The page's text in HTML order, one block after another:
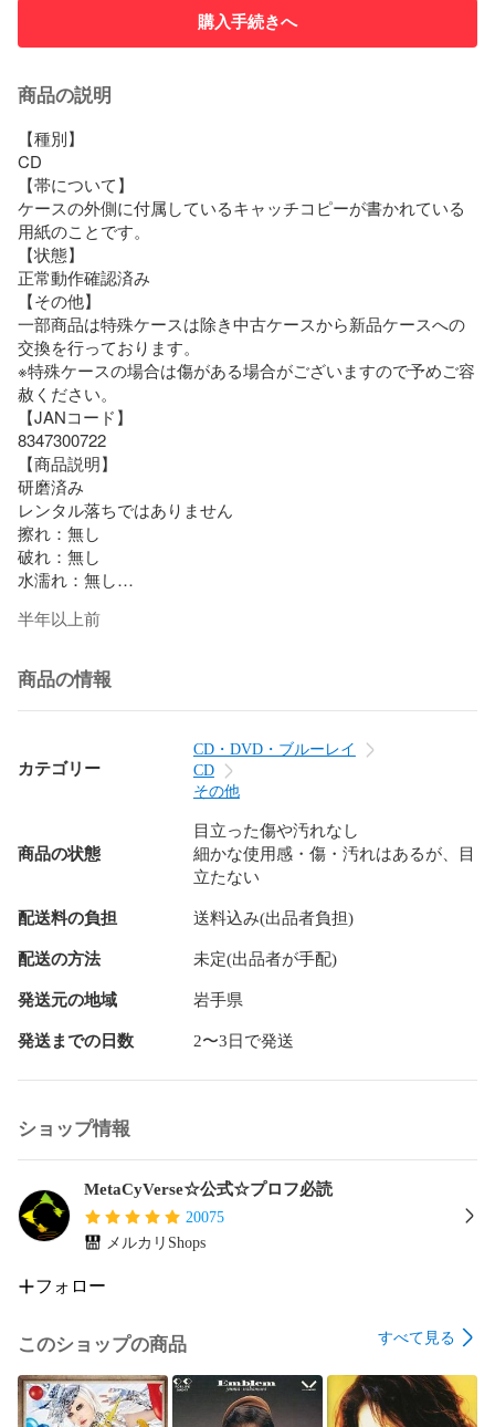
購入手続きへ
商品の説明
【種別】
CD
【帯について】
ケースの外側に付属しているキャッチコピーが書かれている
用紙のことです。
【状態】
正常動作確認済み
【その他】
一部商品は特殊ケースは除き中古ケースから新品ケースへの
交換を行っております。
※特殊ケースの場合は傷がある場合がございますので予めご容
赦ください。
【JANコード】
8347300722
【商品説明】
研磨済み
レンタル落ちではありません
擦れ：無し
破れ：無し
水濡れ：無し
収録曲につきましては問い合わせにてご確認いただけます。
【配送について】
通常：日本郵便ゆうパケット便で配送
到着日時：発送から3-8日程度
※発送または通知後から2-3日は当店含み追跡が行えません。
※サイズが大きい場合または3点以上購入した場合に限り速達
半年以上前
商品の情報
カテゴリー
CD・DVD・ブルーレイ
CD
その他
商品の状態
目立った傷や汚れなし
細かな使用感・傷・汚れはあるが、目
立たない
配送料の負担 送料込み(出品者負担)
配送の方法 未定(出品者が手配)
発送元の地域 岩手県
発送までの日数 2〜3日で発送
ショップ情報
MetaCyVerse☆公式☆プロフ必読
20075
メルカリShops
フォロー
このショップの商品 すべて見る